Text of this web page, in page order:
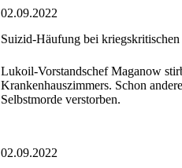
02.09.2022
Suizid-Häufung bei
Lukoil-Vorstandschef Maganow
Krankenhauszimmers. Schon
Selbstmorde verstorben.
02.09.2022